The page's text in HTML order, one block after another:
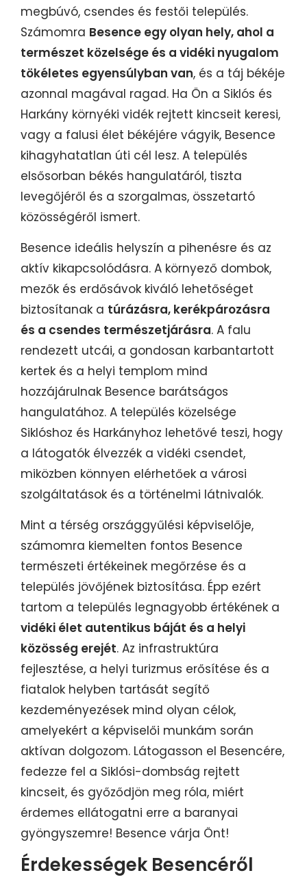
megbúvó, csendes és festői település.
Számomra Besence egy olyan hely, ahol a
természet közelsége és a vidéki nyugalom
tökéletes egyensúlyban van, és a táj békéje
azonnal magával ragad. Ha Ön a Siklós és
Harkány környéki vidék rejtett kincseit keresi,
vagy a falusi élet békéjére vágyik, Besence
kihagyhatatlan úti cél lesz. A település
elsősorban békés hangulatáról, tiszta
levegőjéről és a szorgalmas, összetartó
közösségéről ismert.
Besence ideális helyszín a pihenésre és az
aktív kikapcsolódásra. A környező dombok,
mezők és erdősávok kiváló lehetőséget
biztosítanak a túrázásra, kerékpározásra
és a csendes természetjárásra. A falu
rendezett utcái, a gondosan karbantartott
kertek és a helyi templom mind
hozzájárulnak Besence barátságos
hangulatához. A település közelsége
Siklóshoz és Harkányhoz lehetővé teszi, hogy
a látogatók élvezzék a vidéki csendet,
miközben könnyen elérhetőek a városi
szolgáltatások és a történelmi látnivalók.
Mint a térség országgyűlési képviselője,
számomra kiemelten fontos Besence
természeti értékeinek megőrzése és a
település jövőjének biztosítása. Épp ezért
tartom a település legnagyobb értékének a
vidéki élet autentikus báját és a helyi
közösség erejét. Az infrastruktúra
fejlesztése, a helyi turizmus erősítése és a
fiatalok helyben tartását segítő
kezdeményezések mind olyan célok,
amelyekért a képviselői munkám során
aktívan dolgozom. Látogasson el Besencére,
fedezze fel a Siklósi-dombság rejtett
kincseit, és győződjön meg róla, miért
érdemes ellátogatni erre a baranyai
gyöngyszemre! Besence várja Önt!
Érdekességek Besencéről